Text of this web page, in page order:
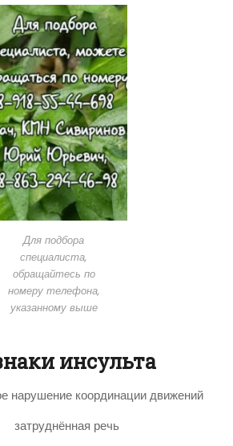
Для подбора
специалиста,
обращайтесь по
номеру телефона,
указанному выше
инсульта
нарушение координации движений
затруднённая речь